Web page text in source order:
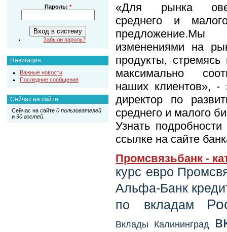
Пароль: *
Забыли пароль?
Навигация
Важные новости
Последние сообщения
Сейчас на сайте
Сейчас на сайте 0 пользователей
и 90 гостей.
«Для рынка
среднего и
изменениями на
продукты,
максимально
наших клиентов», -
директор по
среднего и малого
Узнать
ссылке на сайте
Промсвязьбанк -
курс евро
Альфа-Банк
по вкладам
Вклады Калининград